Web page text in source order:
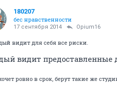
180207
бес нравственности
17 сентября 2014 Opium16
видит для себя все риски.
видит предоставленные
ровно в срок, берут такие же